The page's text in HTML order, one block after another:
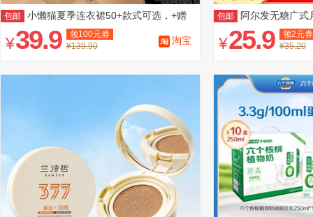
包邮
小懒猫夏季连衣裙50+款式可选，+赠
¥39.9 领100元券
¥139.90
淘宝
包邮 阿尔发无糖广式
¥25.9 领2元券
¥35.20